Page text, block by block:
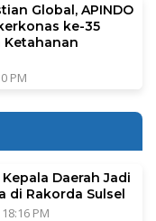
Global, APINDO
ke-35
Ketahanan
PM
Daerah Jadi
di Rakorda Sulsel
PM